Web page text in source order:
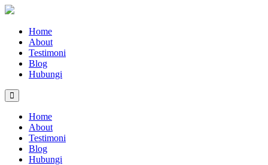
Home
About
Testimoni
Blog
Hubungi
Home
About
Testimoni
Blog
Hubungi